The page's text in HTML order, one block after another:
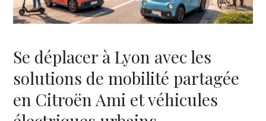
Se déplacer à Lyon avec les
solutions de mobilité partagée
en Citroën Ami et véhicules